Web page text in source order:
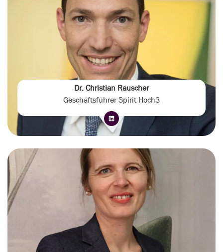
Dr. Christian Rauscher
Geschäftsführer Spirit Hoch3